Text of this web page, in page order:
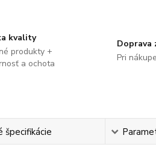
kvality
produkty +
a ochota
Doprava
Pri
špecifikácie